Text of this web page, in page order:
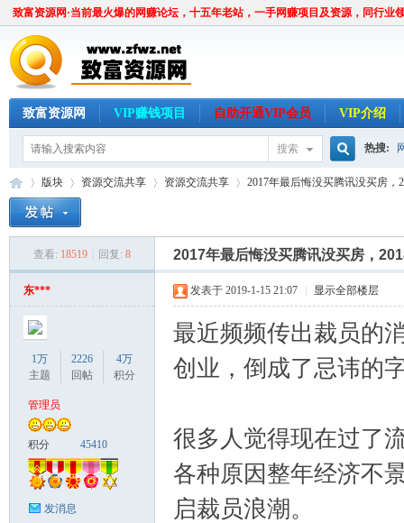
致富资源网·当前最火爆的网赚论坛，十五年老站，一手网赚项目及资源，同行业
致富资源网 VIP赚钱项目 自助开通VIP会员 VIP介绍
搜索
搜
索
热搜:
版块
›
资源交流共享 资源交流共享
›
2017年最后悔没买腾讯没买房，
查看: 18519 回复: 8 2017年最后悔没买腾讯没买房，
东***
1万
主题
2226
回帖
4万
积分
管理员
积分 45410
发消息
发表于 2019-1-15 21:07 显示全部楼层
最近频频传出裁员的
创业，倒成了忌讳的
很多人觉得现在过了
各种原因整年经济不
启裁员浪潮。